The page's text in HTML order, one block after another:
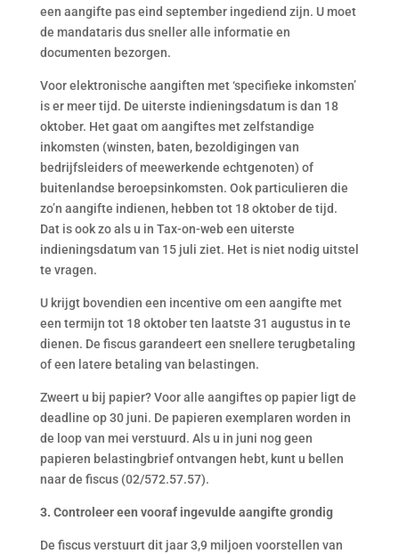
een aangifte pas eind september ingediend zijn. U moet
de mandataris dus sneller alle informatie en
documenten bezorgen.
Voor elektronische aangiften met ‘specifieke inkomsten’
is er meer tijd. De uiterste indieningsdatum is dan 18
oktober. Het gaat om aangiftes met zelfstandige
inkomsten (winsten, baten, bezoldigingen van
bedrijfsleiders of meewerkende echtgenoten) of
buitenlandse beroepsinkomsten. Ook particulieren die
zo’n aangifte indienen, hebben tot 18 oktober de tijd.
Dat is ook zo als u in Tax-on-web een uiterste
indieningsdatum van 15 juli ziet. Het is niet nodig uitstel
te vragen.
U krijgt bovendien een incentive om een aangifte met
een termijn tot 18 oktober ten laatste 31 augustus in te
dienen. De fiscus garandeert een snellere terugbetaling
of een latere betaling van belastingen.
Zweert u bij papier? Voor alle aangiftes op papier ligt de
deadline op 30 juni. De papieren exemplaren worden in
de loop van mei verstuurd. Als u in juni nog geen
papieren belastingbrief ontvangen hebt, kunt u bellen
naar de fiscus (02/572.57.57).
3. Controleer een vooraf ingevulde aangifte grondig
De fiscus verstuurt dit jaar 3,9 miljoen voorstellen van